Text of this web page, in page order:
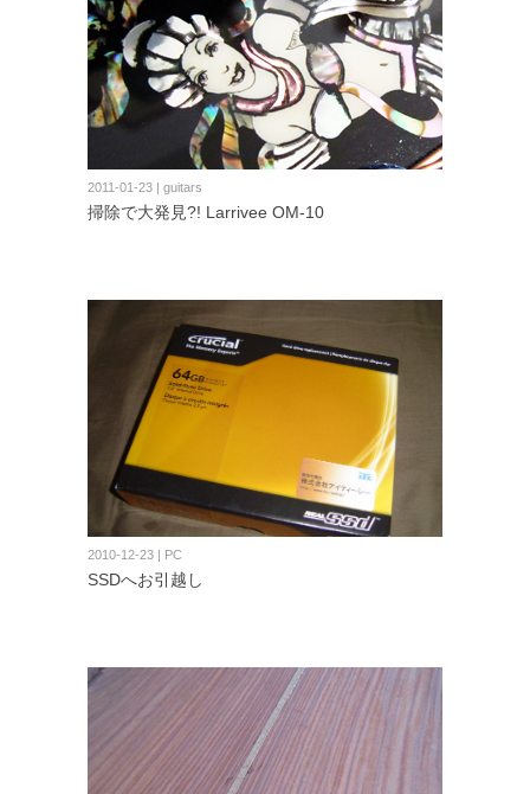
2011-01-23 | guitars
掃除で大発見?! Larrivee OM-10
2010-12-23 | PC
SSDへお引越し